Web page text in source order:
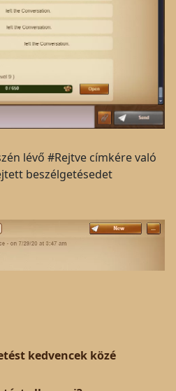
lévő #Rejtve címkére való
beszélgetésedet
kedvencek közé